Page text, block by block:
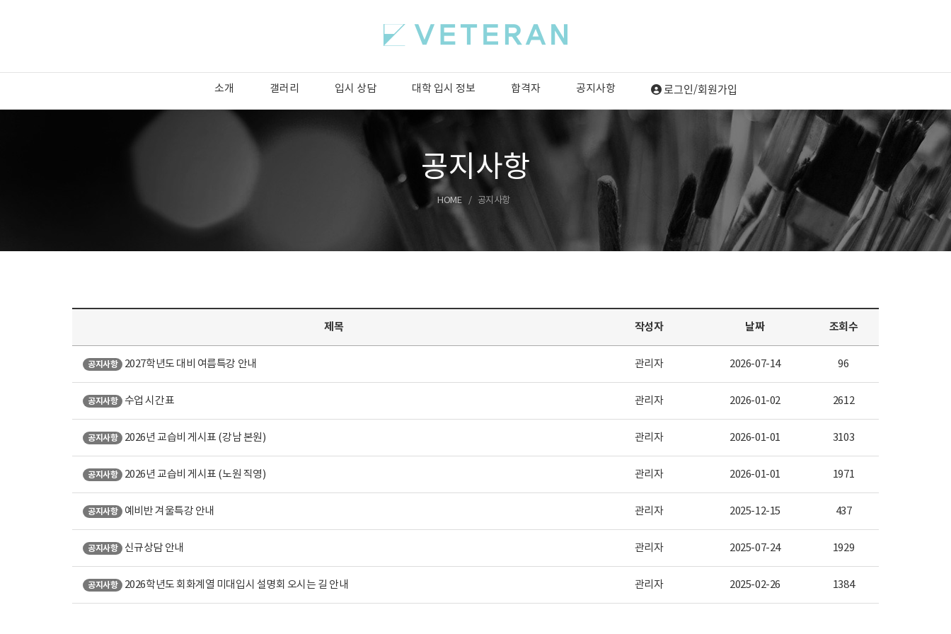
소개 갤러리 입시 상담 대학 입시 정보 합격자 공지사항
공지사항
HOME 공지사항
제목 작성자 날짜 조회수
공지사항 2027학년도 대비 여름특강 안내 관리자 2026-07-14 96
공지사항 수업 시간표 관리자 2026-01-02 2612
공지사항 2026년 교습비 게시표 (강남 본원) 관리자 2026-01-01 3103
공지사항 2026년 교습비 게시표 (노원 직영) 관리자 2026-01-01 1971
공지사항 예비반 겨울특강 안내 관리자 2025-12-15 437
공지사항 신규상담 안내 관리자 2025-07-24 1929
공지사항 2026학년도 회화계열 미대입시 설명회 오시는 길 안내 관리자 2025-02-26 1384